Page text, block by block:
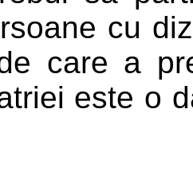
cu
care a
este o